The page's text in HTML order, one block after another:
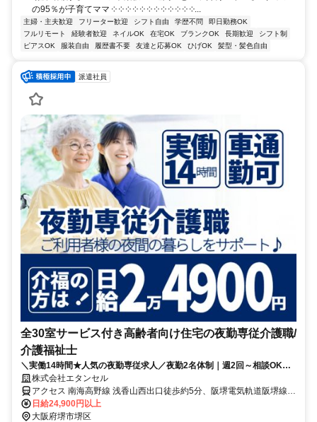
の95％が子育てママ ༶ ༶ ༶ ༶ ༶ ༶ ༶ ༶ ༶ ༶ ༶ ༶...
主婦・主夫歓迎 フリーター歓迎 シフト自由 学歴不問
即日勤務OK
フルリモート
経験者歓迎 ネイルOK 在宅OK ブランクOK 長期歓迎
シフト制
ピアスOK
服装自由 履歴書不要 友達と応募OK ひげOK 髪型・髪色自由
派遣社員
全30室サービス付き高齢者向け住宅の夜勤専従介護職/
介護福祉士
＼実働14時間★人気の夜勤専従求人／夜勤2名体制｜週2回～相談OK｜
駅チカ★徒歩5分！交通費全額支給｜車通勤もご相談ください◎
株式会社エタンセル
アクセス 南海高野線 浅香山西出口徒歩約5分、阪堺電気軌道阪堺線
高須神社徒歩約6分、阪堺電気軌道阪堺線 大和川徒歩約9分 【勤務地
最寄駅】南海高野線「浅香山」駅より徒歩5分
日給24,900円以上
大阪府堺市堺区